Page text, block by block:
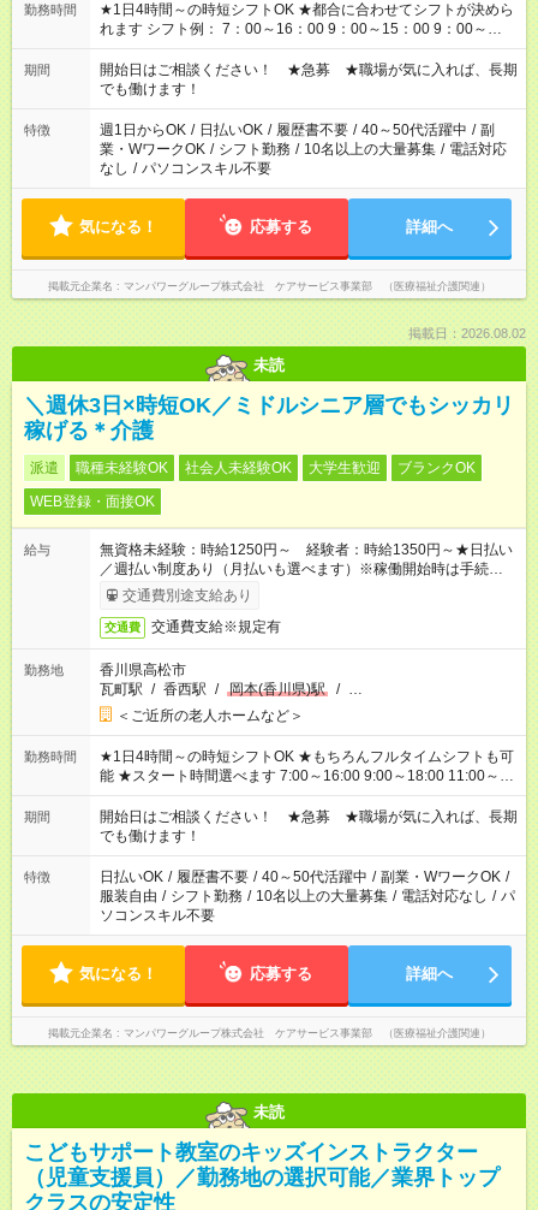
勤務時間
★1日4時間～の時短シフトOK ★都合に合わせてシフトが決めら
れます シフト例： 7：00～16：00 9：00～15：00 9：00～
18：00 11：00～20：00 など ※Wワークの場合、他のお仕事と
合わせ週40時間超の就業はご案内できません ※法令に基づき、
週20時間以上勤務は社会保険への加入対象となります ※労働者
派遣法（日雇い派遣の原則禁止）により、短時間・短期間の就
業はご案内が難しい場合があります
期間
開始日はご相談ください！ ★急募 ★職場が気に入れば、長期
でも働けます！
特徴 週1日からOK / 日払いOK / 履歴書不要 / 40～50代活躍中 / 副
業・WワークOK / シフト勤務 / 10名以上の大量募集 / 電話対応
なし / パソコンスキル不要
気になる！ 応募する 詳細へ
掲載元企業名 マンパワーグループ株式会社 ケアサービス事業部 （医療福祉介護関連）
掲載日：2026.08.02
未読
＼週休3日×時短OK／ミドルシニア層でもシッカリ
稼げる＊介護
派遣 職種未経験OK 社会人未経験OK 大学生歓迎
ブランクOK
WEB登録・面接OK
給与
無資格未経験：時給1250円～ 経験者：時給1350円～★日払い
／週払い制度あり（月払いも選べます）※稼働開始時は手続き完
了次第のお支払いとなります。
交通費別途支給あり
交通費 交通費支給※規定有
勤務地
香川県高松市
瓦町駅 / 香西駅 / 岡本(香川県)駅 / …
＜ご近所の老人ホームなど＞
勤務時間
★1日4時間～の時短シフトOK ★もちろんフルタイムシフトも可
能 ★スタート時間選べます 7:00～16:00 9:00～18:00 11:00～
20:00 など 残業なし！ ※Wワークの場合、他のお仕事と合わせ
週40時間超の就業はご案内できません ※法令に基づき、週20時
間以上勤務は社会保険への加入対象となります ※労働者派遣法
（日雇い派遣の原則禁止）により、短時間・短期間の就業はご
案内が難しい場合があります
期間
開始日はご相談ください！ ★急募 ★職場が気に入れば、長期
でも働けます！
特徴 日払いOK / 履歴書不要 / 40～50代活躍中 / 副業・WワークOK /
服装自由 / シフト勤務 / 10名以上の大量募集 / 電話対応なし / パ
ソコンスキル不要
気になる！ 応募する 詳細へ
掲載元企業名 マンパワーグループ株式会社 ケアサービス事業部 （医療福祉介護関連）
未読
こどもサポート教室のキッズインストラクター
（児童支援員）／勤務地の選択可能／業界トップ
クラスの安定性